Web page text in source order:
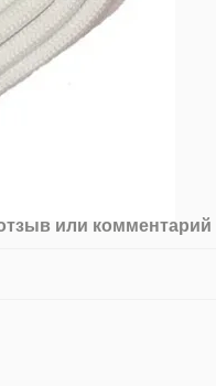
или комментарий